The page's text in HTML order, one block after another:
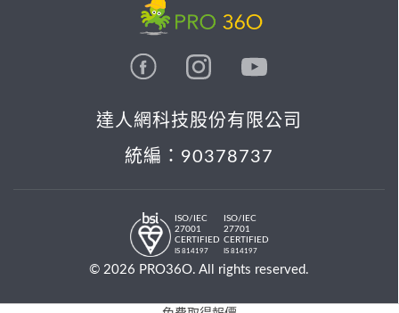
達人網科技股份有限公司
統編：90378737
ISO/IEC
27001
CERTIFIED
IS 814197
ISO/IEC
27701
CERTIFIED
IS 814197
© 2026 PRO36O. All rights reserved.